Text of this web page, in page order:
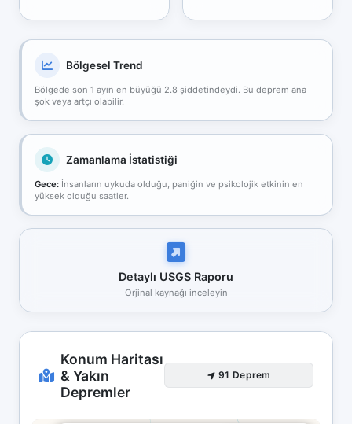
Bölgesel Trend
Bölgede son 1 ayın en büyüğü 2.8 şiddetindeydi. Bu deprem ana
şok veya artçı olabilir.
Zamanlama İstatistiği
Gece: İnsanların uykuda olduğu, paniğin ve psikolojik etkinin en
yüksek olduğu saatler.
Detaylı USGS Raporu
Orjinal kaynağı inceleyin
Konum Haritası
& Yakın
Depremler
91 Deprem